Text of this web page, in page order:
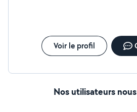
rien. Donc, je laisse tomber gentiment.
Voir le profil
Nos utilisateurs